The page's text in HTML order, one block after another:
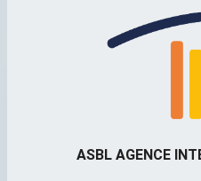
ASBL AGENCE